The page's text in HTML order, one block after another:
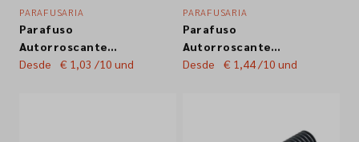
PARAFUSARIA
Parafuso
Autorroscante
Sextavado c/ Anilha
Desde € 1,03 /10 und
PARAFUSARIA
Parafuso
Autorroscante
Sextavado DIN6928
Desde € 1,44/10 und